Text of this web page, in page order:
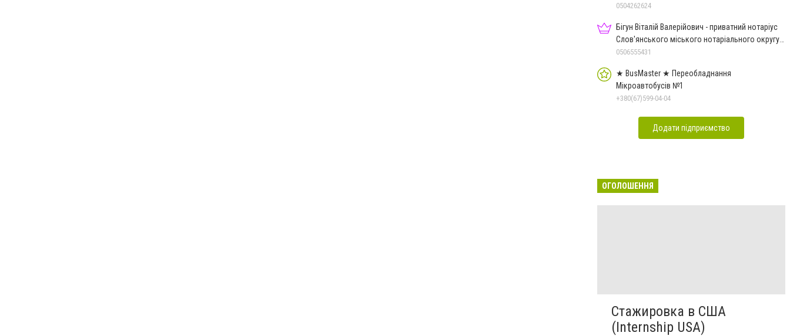
0504262624
Бігун Віталій Валерійович - приватний нотаріус
Слов'янського міського нотаріального округу
Дон.обл.
0506555431
★ BusMaster ★ Переобладнання
Мікроавтобусів №1
+380(67)599-04-04
Додати підприємство
ОГОЛОШЕННЯ
Стажировка в США
(Internship USA)